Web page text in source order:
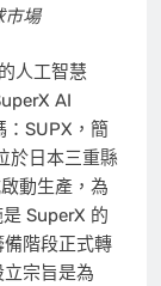
市場
人工智慧
AI
SUPX，簡
於日本三重縣
動生產，為
SuperX 的
階段正式轉
宗旨是為